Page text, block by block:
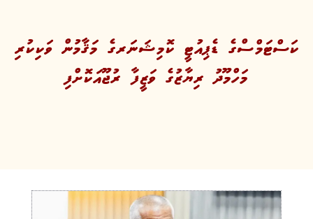
ކަސްޓަމްސްގެ ޑެޕިއުޓީ ކޮމިޝަނަރގެ މަޤާމުން ވަކިކުރި
މަހްމޫދު ރިޔާޒުގެ ވަޒީފާ ރުޖޫއަކޮށްފި